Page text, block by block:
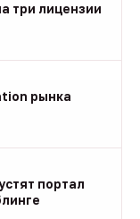
три лицензии
рынка
портал